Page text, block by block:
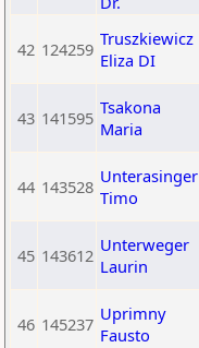
42 124259 Truszkiewicz
Eliza DI
43 141595 Tsakona
Maria
44 143528 Unterasinger
Timo
45 143612 Unterweger
Laurin
46 145237 Uprimny
Fausto